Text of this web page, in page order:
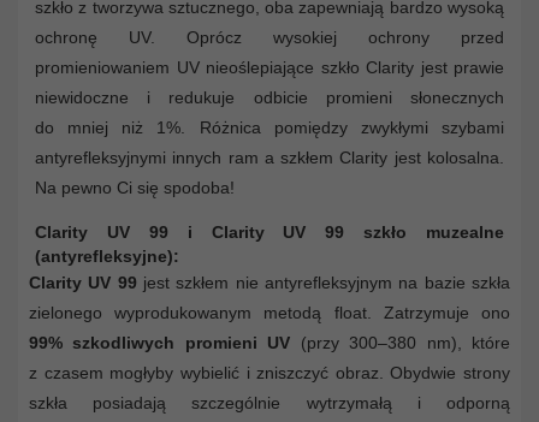
szkło z tworzywa sztucznego, oba zapewniają bardzo wysoką
ochronę UV. Oprócz wysokiej ochrony przed
promieniowaniem UV nieoślepiające szkło Clarity jest prawie
niewidoczne i redukuje odbicie promieni słonecznych
do mniej niż 1%. Różnica pomiędzy zwykłymi szybami
antyrefleksyjnymi innych ram a szkłem Clarity jest kolosalna.
Na pewno Ci się spodoba!
Clarity UV 99 i Clarity UV 99 szkło muzealne
(antyrefleksyjne):
Clarity UV 99 jest szkłem nie antyrefleksyjnym na bazie szkła
zielonego wyprodukowanym metodą float. Zatrzymuje ono
99% szkodliwych promieni UV (przy 300–380 nm), które
z czasem mogłyby wybielić i zniszczyć obraz. Obydwie strony
szkła posiadają szczególnie wytrzymałą i odporną